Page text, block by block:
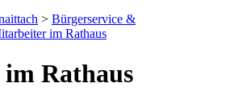
> Bürgerservice &
im Rathaus
Rathaus